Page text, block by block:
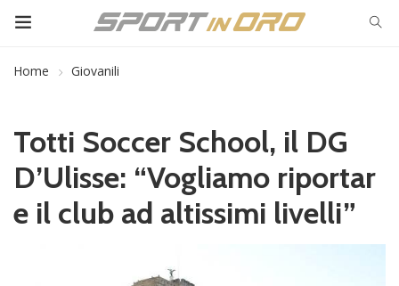
Home Giovanili
Totti Soccer School, il DG
D’Ulisse: “Vogliamo riportar
e il club ad altissimi livelli”